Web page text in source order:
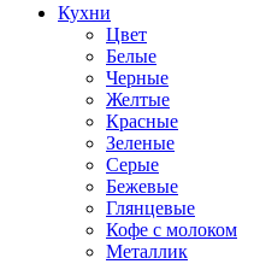
Кухни
Цвет
Белые
Черные
Желтые
Красные
Зеленые
Серые
Бежевые
Глянцевые
Кофе с молоком
Металлик